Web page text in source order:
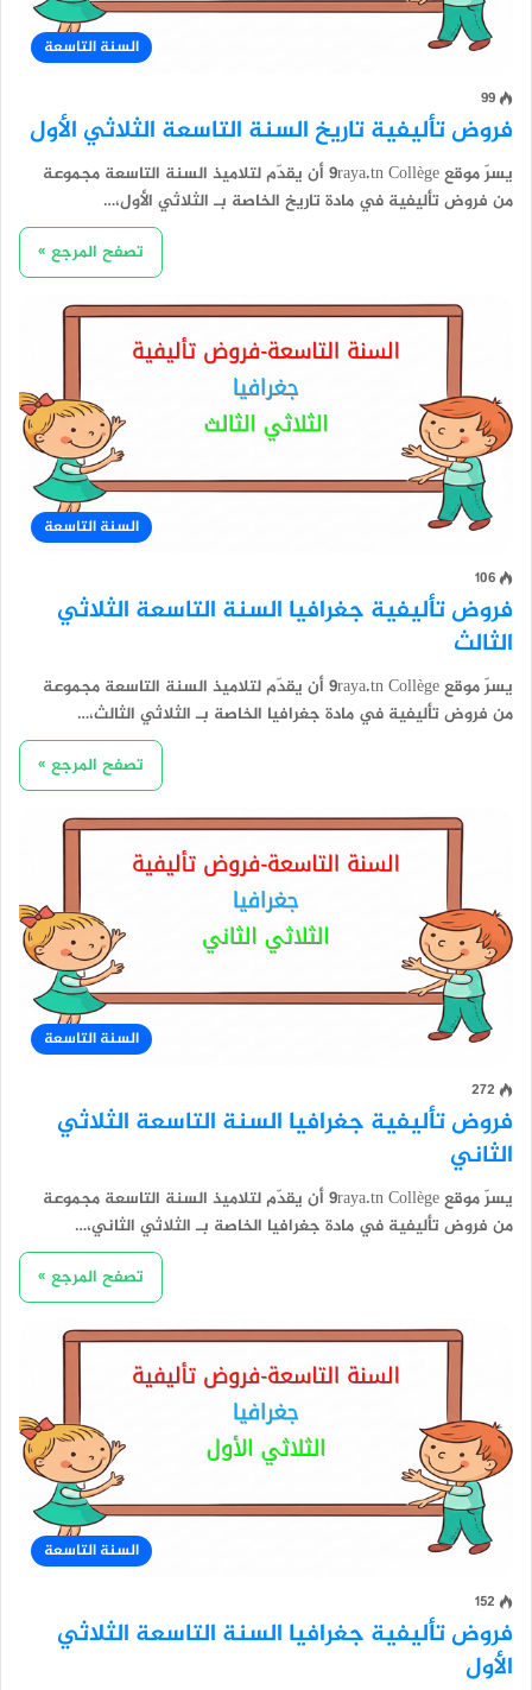
السنة التاسعة
99
فروض تأليفية تاريخ السنة التاسعة الثلاثي الأول
يسرّ موقع 9raya.tn Collège أن يقدّم لتلاميذ السنة التاسعة مجموعة
من فروض تأليفية في مادة تاريخ الخاصة بـ الثلاثي الأول،…
تصفح المرجع »
السنة التاسعة
106
فروض تأليفية جغرافيا السنة التاسعة الثلاثي
الثالث
يسرّ موقع 9raya.tn Collège أن يقدّم لتلاميذ السنة التاسعة مجموعة
من فروض تأليفية في مادة جغرافيا الخاصة بـ الثلاثي الثالث،…
تصفح المرجع »
السنة التاسعة
272
فروض تأليفية جغرافيا السنة التاسعة الثلاثي
الثاني
يسرّ موقع 9raya.tn Collège أن يقدّم لتلاميذ السنة التاسعة مجموعة
من فروض تأليفية في مادة جغرافيا الخاصة بـ الثلاثي الثاني،…
تصفح المرجع »
السنة التاسعة
152
فروض تأليفية جغرافيا السنة التاسعة الثلاثي
الأول